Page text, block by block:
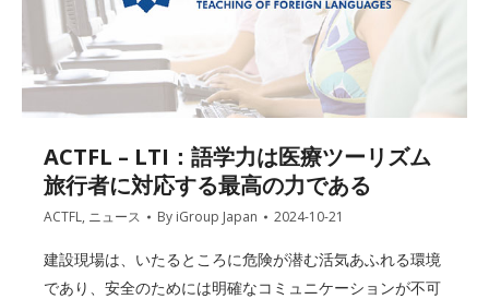
ACTFL – LTI：語学力は医療ツーリズム
旅行者に対応する最高の力である
ACTFL, ニュース By iGroup Japan 2024-10-21
建設現場は、いたるところに危険が潜む活気あふれる環境
であり、安全のためには明確なコミュニケーションが不可